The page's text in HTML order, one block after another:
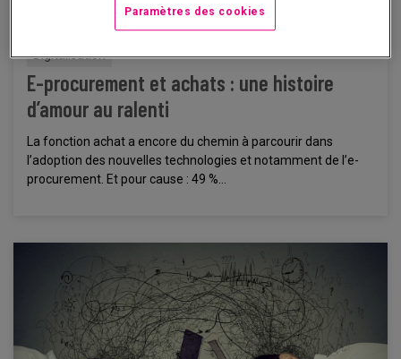
Digitalisation
E-procurement et achats : une histoire
d’amour au ralenti
La fonction achat a encore du chemin à parcourir dans
l’adoption des nouvelles technologies et notamment de l’e-
procurement. Et pour cause : 49 %...
Paramètres des cookies